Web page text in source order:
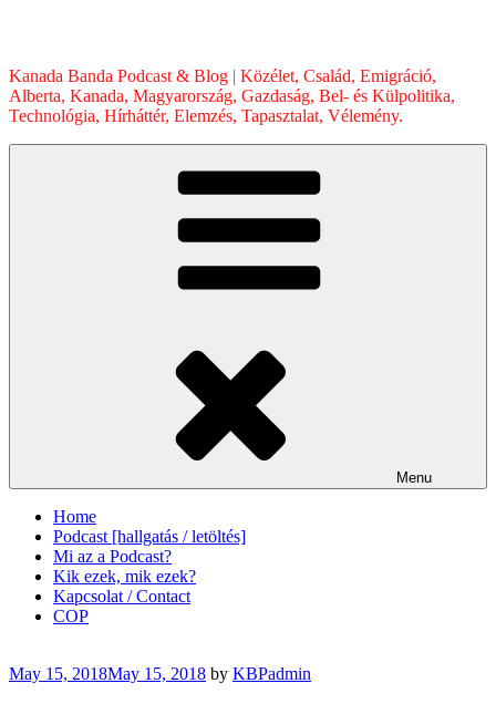
Kanada Banda Podcast & Blog | Közélet, Család, Emigráció,
Alberta, Kanada, Magyarország, Gazdaság, Bel- és Külpolitika,
Technológia, Hírháttér, Elemzés, Tapasztalat, Vélemény.
Menu
Home
Podcast [hallgatás / letöltés]
Mi az a Podcast?
Kik ezek, mik ezek?
Kapcsolat / Contact
COP
Posted
May 15, 2018May 15, 2018 by KBPadmin